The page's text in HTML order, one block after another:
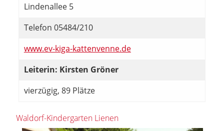
Lindenallee 5
Telefon 05484/210
www.ev-kiga-kattenvenne.de
Leiterin: Kirsten Gröner
vierzügig, 89 Plätze
Waldorf-Kindergarten Lienen